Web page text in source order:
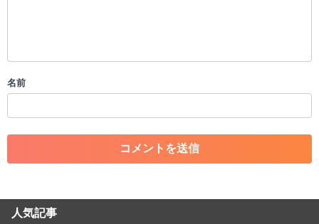
・一度削除された投稿を再び投稿すること
・アカウントの売買など金銭が絡む内容の投稿
・各ゲームのネタバレを含む内容の投稿
・その他、管理者が不適切と判断した投稿
コメントの削除を申請する
名前
人気記事